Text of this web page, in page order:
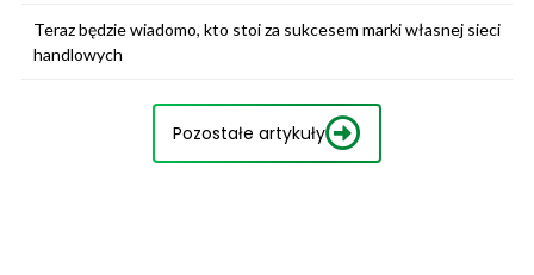
Teraz będzie wiadomo, kto stoi za sukcesem marki własnej sieci
handlowych
Pozostałe artykuły